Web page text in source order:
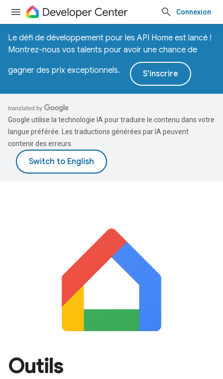
Connexion
Le défi de développement pour les API Home est lancé !
Montrez-nous vos talents pour avoir une chance de
gagner des prix exceptionnels. S'inscrire
Google utilise la technologie IA pour traduire le contenu dans votre
langue préférée. Les traductions générées par IA peuvent
contenir des erreurs.
Outils